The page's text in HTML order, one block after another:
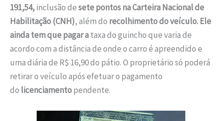
191,54,inclusão desete pontos na Carteira Nacional de
Habilitação (CNH), além do recolhimentodo veículo. Ele
ainda tem que pagar ataxa do guincho que varia de
acordo com a distância de onde o carro é apreendido e
uma diária de R$ 16,90 do pátio. O proprietário só poderá
retirar o veículo após efetuar o pagamento
do licenciamentopendente.